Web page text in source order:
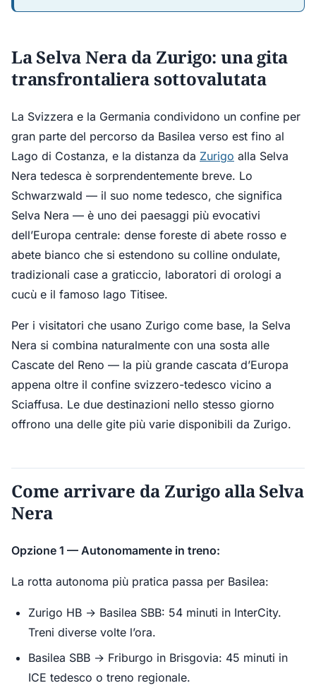
La Selva Nera da Zurigo: una gita
transfrontaliera sottovalutata
La Svizzera e la Germania condividono un confine per
gran parte del percorso da Basilea verso est fino al
Lago di Costanza, e la distanza da Zurigo alla Selva
Nera tedesca è sorprendentemente breve. Lo
Schwarzwald — il suo nome tedesco, che significa
Selva Nera — è uno dei paesaggi più evocativi
dell’Europa centrale: dense foreste di abete rosso e
abete bianco che si estendono su colline ondulate,
tradizionali case a graticcio, laboratori di orologi a
cucù e il famoso lago Titisee.
Per i visitatori che usano Zurigo come base, la Selva
Nera si combina naturalmente con una sosta alle
Cascate del Reno — la più grande cascata d’Europa
appena oltre il confine svizzero-tedesco vicino a
Sciaffusa. Le due destinazioni nello stesso giorno
offrono una delle gite più varie disponibili da Zurigo.
Come arrivare da Zurigo alla Selva
Nera
Opzione 1 — Autonomamente in treno:
La rotta autonoma più pratica passa per Basilea:
Zurigo HB → Basilea SBB: 54 minuti in InterCity.
Treni diverse volte l’ora.
Basilea SBB → Friburgo in Brisgovia: 45 minuti in
ICE tedesco o treno regionale.